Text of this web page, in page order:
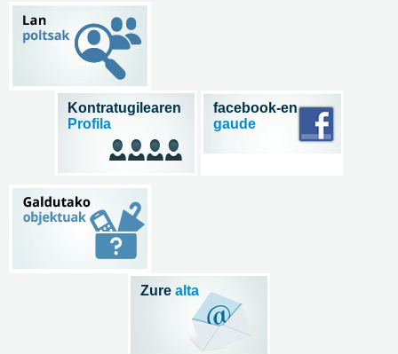
Kontratugilearen
Profila
facebook-en
gaude
Zure alta